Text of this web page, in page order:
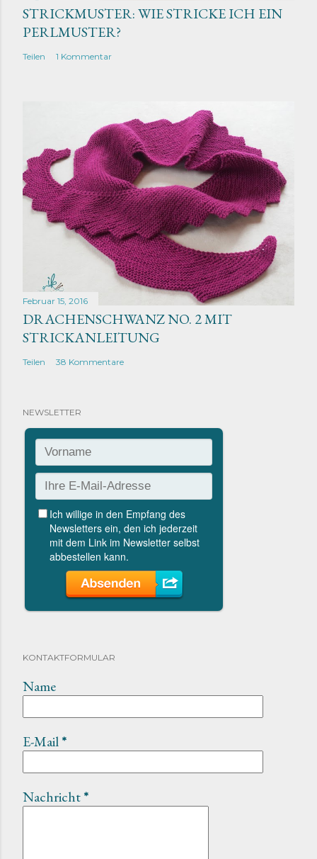
STRICKMUSTER: WIE STRICKE ICH EIN
PERLMUSTER?
Teilen 1 Kommentar
Februar 15, 2016
DRACHENSCHWANZ NO. 2 MIT
STRICKANLEITUNG
Teilen 38 Kommentare
NEWSLETTER
KONTAKTFORMULAR
Name
E-Mail*
Nachricht*